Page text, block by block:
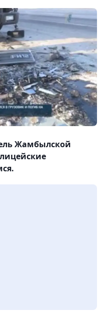
Жамбылской